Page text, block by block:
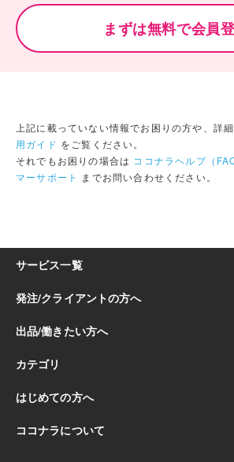
まずは無料で会員
上記に載っていない情報でお困りの方や、詳
用ガイド をご覧ください。
それでもお困りの場合は ココナラヘルプ（
マーサポート までお問い合わせください。